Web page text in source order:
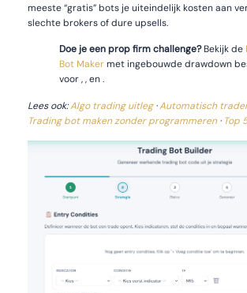
meeste “gratis” bots je uiteindelijk kosten aan
slechte brokers of dure upsells.
Doe je een prop firm challenge?Bekijk de
Bot Makermet ingebouwde drawdown
voor , , en .
Lees ook:Algo trading uitleg·Automatisch
Trading bot maken zonder programmeren· Top